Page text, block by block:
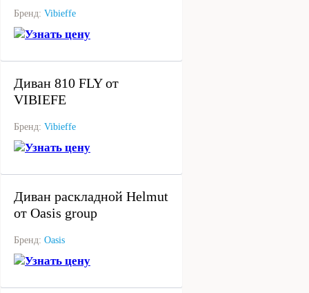
Бренд: Vibieffe
Узнать цену
Диван 810 FLY от
VIBIEFE
Бренд: Vibieffe
Узнать цену
Диван раскладной Helmut
от Oasis group
Бренд: Oasis
Узнать цену